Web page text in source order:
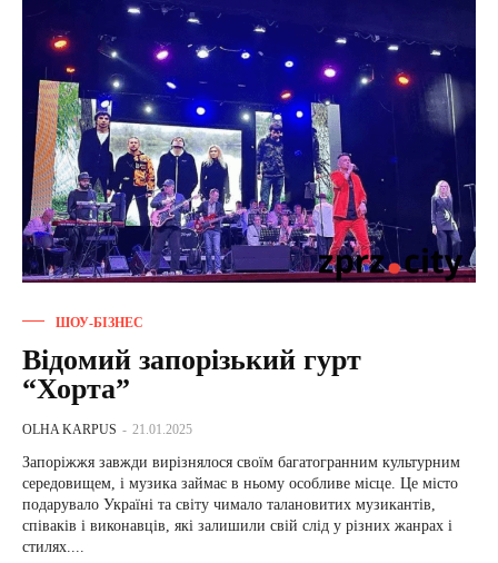
ШОУ-БІЗНЕС
Відомий запорізький гурт
“Хорта”
OLHA KARPUS - 21.01.2025
Запоріжжя завжди вирізнялося своїм багатогранним культурним
середовищем, і музика займає в ньому особливе місце. Це місто
подарувало Україні та світу чимало талановитих музикантів,
співаків і виконавців, які залишили свій слід у різних жанрах і
стилях....